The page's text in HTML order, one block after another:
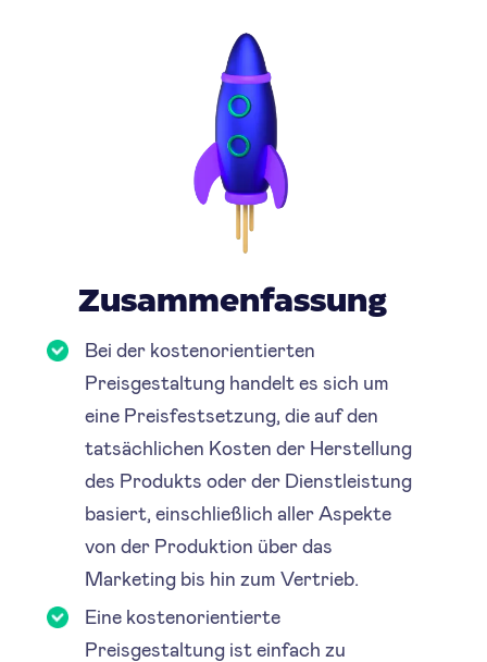
Zusammenfassung
Bei der kostenorientierten
Preisgestaltung handelt es sich um
eine Preisfestsetzung, die auf den
tatsächlichen Kosten der Herstellung
des Produkts oder der Dienstleistung
basiert, einschließlich aller Aspekte
von der Produktion über das
Marketing bis hin zum Vertrieb.
Eine kostenorientierte
Preisgestaltung ist einfach zu